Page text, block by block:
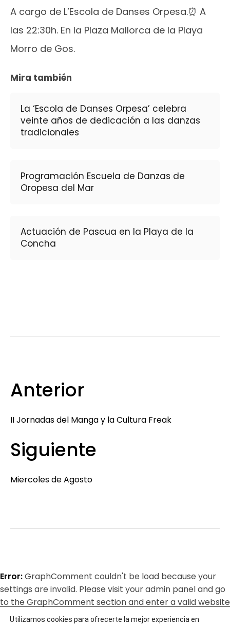
A cargo de L’Escola de Danses Orpesa.⏰ A
las 22:30h. En la Plaza Mallorca de la Playa
Morro de Gos.
Mira también
La ‘Escola de Danses Orpesa’ celebra
veinte años de dedicación a las danzas
tradicionales
Programación Escuela de Danzas de
Oropesa del Mar
Actuación de Pascua en la Playa de la
Concha
Anterior
II Jornadas del Manga y la Cultura Freak
Siguiente
Miercoles de Agosto
Error:GraphComment couldn't be load because your
settings are invalid. Please visit your admin panel and go
to the GraphComment section and enter a valid website
URL/ID.
Utilizamos cookies para ofrecerte la mejor experiencia en